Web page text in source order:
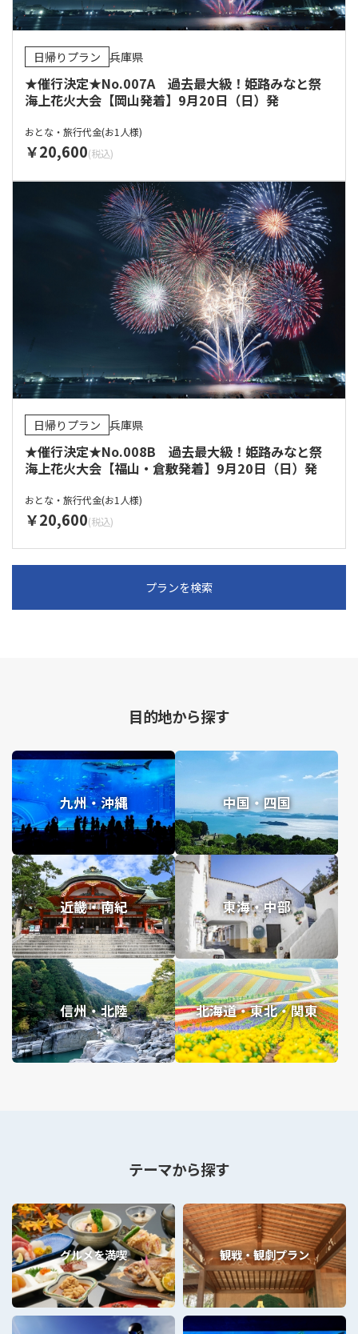
日帰りプラン 兵庫県
★催行決定★No.007A 過去最大級！姫路みなと祭
海上花火大会【岡山発着】9月20日（日）発
おとな・旅行代金(お1人様)
20,600
日帰りプラン 兵庫県
★催行決定★No.008B 過去最大級！姫路みなと祭
海上花火大会【福山・倉敷発着】9月20日（日）発
おとな・旅行代金(お1人様)
20,600
プランを検索
目的地から探す
九州・沖縄 中国・四国
近畿・南紀 東海・中部
信州・北陸 北海道・東北・関東
テーマから探す
グルメを満喫 観戦・観劇プラン